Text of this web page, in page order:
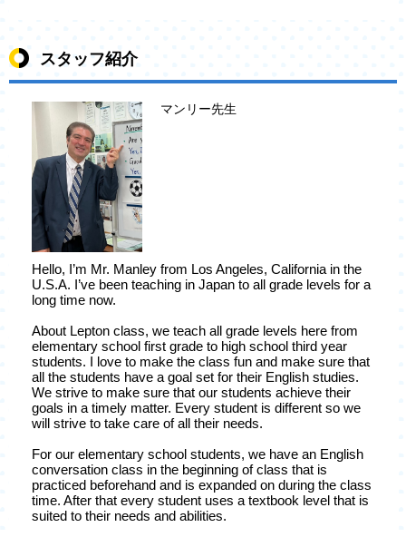
スタッフ紹介
マンリー先生
Hello, I’m Mr. Manley from Los Angeles, California in the
U.S.A. I’ve been teaching in Japan to all grade levels for a
long time now.
About Lepton class, we teach all grade levels here from
elementary school first grade to high school third year
students. I love to make the class fun and make sure that
all the students have a goal set for their English studies.
We strive to make sure that our students achieve their
goals in a timely matter. Every student is different so we
will strive to take care of all their needs.
For our elementary school students, we have an English
conversation class in the beginning of class that is
practiced beforehand and is expanded on during the class
time. After that every student uses a textbook level that is
suited to their needs and abilities.